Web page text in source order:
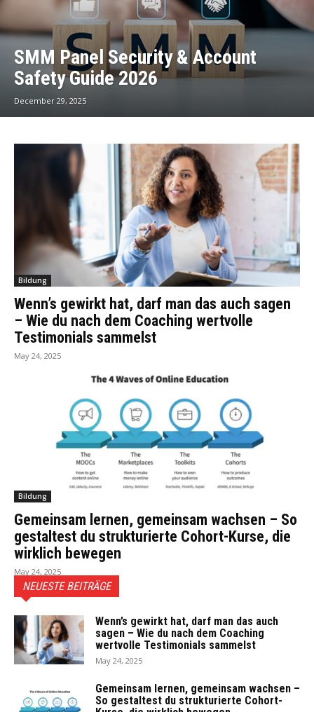
SMM Panel Security & Account
Safety Guide 2026
December 29, 2025
Bildung
Wenn’s gewirkt hat, darf man das auch sagen
– Wie du nach dem Coaching wertvolle
Testimonials sammelst
May 24, 2025
Bildung
Gemeinsam lernen, gemeinsam wachsen – So
gestaltest du strukturierte Cohort-Kurse, die
wirklich bewegen
May 24, 2025
NEUESTE BEITRÄGE
Wenn’s gewirkt hat, darf man das auch
sagen – Wie du nach dem Coaching
wertvolle Testimonials sammelst
May 24, 2025
Gemeinsam lernen, gemeinsam wachsen –
So gestaltest du strukturierte Cohort-